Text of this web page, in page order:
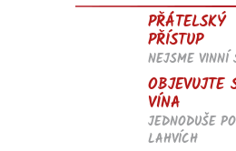
PŘÁTELSKÝ
PŘÍSTUP
NEJSME VINNÍ
OBJEVUJTE
VÍNA
JEDNODUŠE
LAHVÍCH